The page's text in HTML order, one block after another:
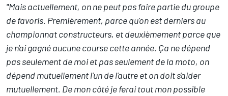
"Mais actuellement, on ne peut pas faire partie du groupe
de favoris. Premièrement, parce qu'on est derniers au
championnat constructeurs, et deuxièmement parce que
je n'ai gagné aucune course cette année. Ça ne dépend
pas seulement de moi et pas seulement de la moto, on
dépend mutuellement l'un de l'autre et on doit s'aider
mutuellement. De mon côté je ferai tout mon possible